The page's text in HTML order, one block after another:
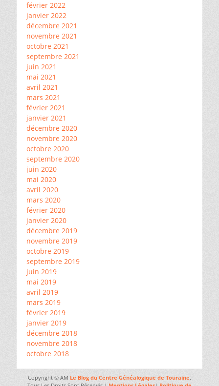
février 2022
janvier 2022
décembre 2021
novembre 2021
octobre 2021
septembre 2021
juin 2021
mai 2021
avril 2021
mars 2021
février 2021
janvier 2021
décembre 2020
novembre 2020
octobre 2020
septembre 2020
juin 2020
mai 2020
avril 2020
mars 2020
février 2020
janvier 2020
décembre 2019
novembre 2019
octobre 2019
septembre 2019
juin 2019
mai 2019
avril 2019
mars 2019
février 2019
janvier 2019
décembre 2018
novembre 2018
octobre 2018
Copyright © AM Le Blog du Centre Généalogique de Touraine.